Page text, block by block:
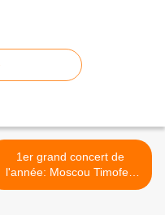
1er grand concert de
l'année: Moscou Timofey
Vladimirov >